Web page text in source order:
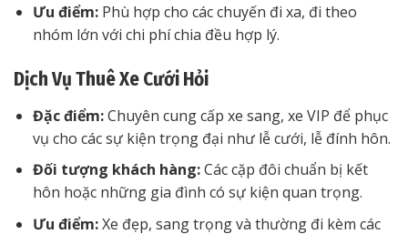
Ưu điểm:Phù hợp cho các chuyến đi xa, đi theo
nhóm lớn với chi phí chia đều hợp lý.
Dịch Vụ Thuê Xe Cưới Hỏi
Đặc điểm:Chuyên cung cấp xe sang, xe VIP để phục
vụ cho các sự kiện trọng đại như lễ cưới, lễ đính hôn.
Đối tượng khách hàng:Các cặp đôi chuẩn bị kết
hôn hoặc những gia đình có sự kiện quan trọng.
Ưu điểm:Xe đẹp, sang trọng và thường đi kèm các